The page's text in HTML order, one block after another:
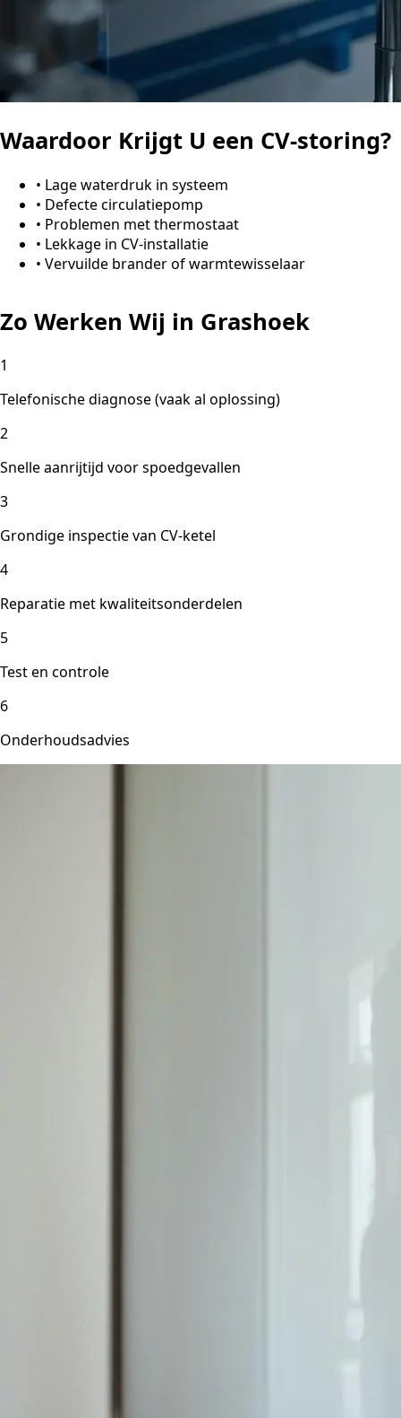
Waardoor Krijgt U een CV-storing?
• Lage waterdruk in systeem
• Defecte circulatiepomp
• Problemen met thermostaat
• Lekkage in CV-installatie
• Vervuilde brander of warmtewisselaar
Zo Werken Wij in Grashoek
1
Telefonische diagnose (vaak al oplossing)
2
Snelle aanrijtijd voor spoedgevallen
3
Grondige inspectie van CV-ketel
4
Reparatie met kwaliteitsonderdelen
5
Test en controle
6
Onderhoudsadvies